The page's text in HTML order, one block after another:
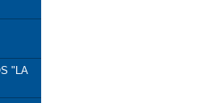
"LA